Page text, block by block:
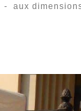
- aux
images